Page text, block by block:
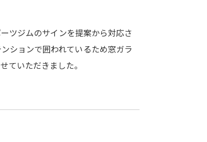
ツジムのサインを提案から対応さ
ションで囲われているため窓ガラ
ていただきました。